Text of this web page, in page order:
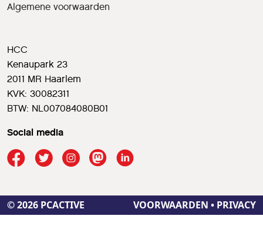
Algemene voorwaarden
HCC
Kenaupark 23
2011 MR Haarlem
KVK: 30082311
BTW: NL007084080B01
Social media
© 2026 PCACTIVE VOORWAARDEN • PRIVACY